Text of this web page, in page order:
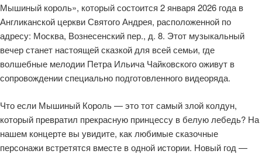
Мышиный король», который состоится 2 января 2026 года в
Англиканской церкви Святого Андрея, расположенной по
адресу: Москва, Вознесенский пер., д. 8. Этот музыкальный
вечер станет настоящей сказкой для всей семьи, где
волшебные мелодии Петра Ильича Чайковского оживут в
сопровождении специально подготовленного видеоряда.
Что если Мышиный Король — это тот самый злой колдун,
который превратил прекрасную принцессу в белую лебедь? На
нашем концерте вы увидите, как любимые сказочные
персонажи встретятся вместе в одной истории. Новый год —